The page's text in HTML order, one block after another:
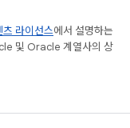
츠 라이선스에서 설명하는
및 Oracle 계열사의 상